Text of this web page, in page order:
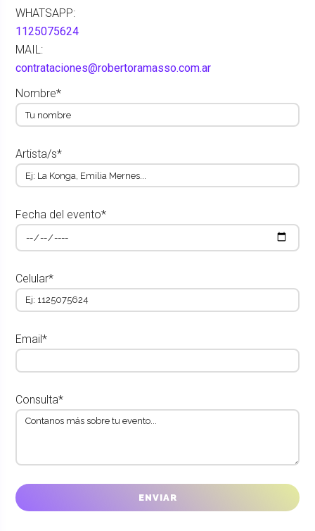
WHATSAPP:
1125075624
MAIL:
contrataciones@robertoramasso.com.ar
Nombre*
Artista/s*
Fecha del evento*
Celular*
Email*
Consulta*